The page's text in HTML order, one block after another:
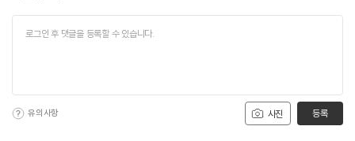
사진
유의사항 등록